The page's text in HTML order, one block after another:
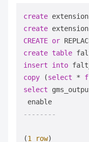
create
create
CREATE or
create table
insert
into
copy (select *
select
--------
(1 row)